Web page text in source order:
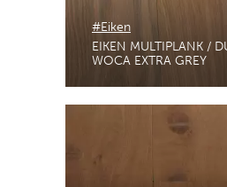
#Eiken
EIKEN MULTIPLANK /
WOCA EXTRA GREY